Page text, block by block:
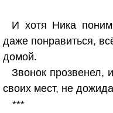
И хотя Ника
даже понравиться,
домой.
Звонок прозвенел,
своих мест, не
***